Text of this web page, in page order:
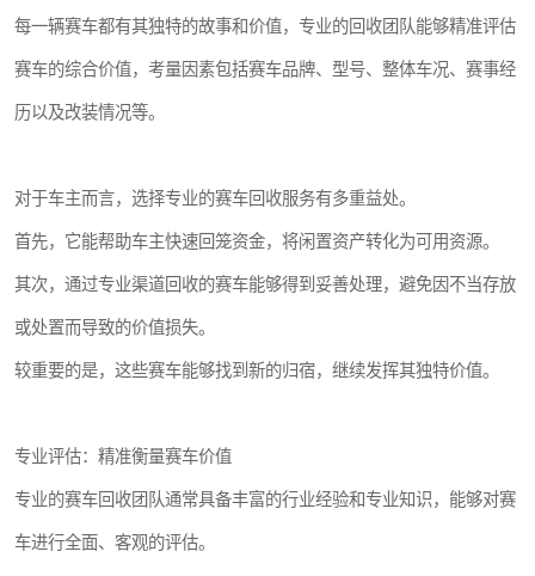
每一辆赛车都有其独特的故事和价值，专业的回收团队能够精准评估
赛车的综合价值，考量因素包括赛车品牌、型号、整体车况、赛事经
历以及改装情况等。
对于车主而言，选择专业的赛车回收服务有多重益处。
首先，它能帮助车主快速回笼资金，将闲置资产转化为可用资源。
其次，通过专业渠道回收的赛车能够得到妥善处理，避免因不当存放
或处置而导致的价值损失。
较重要的是，这些赛车能够找到新的归宿，继续发挥其独特价值。
专业评估：精准衡量赛车价值
专业的赛车回收团队通常具备丰富的行业经验和专业知识，能够对赛
车进行全面、客观的评估。